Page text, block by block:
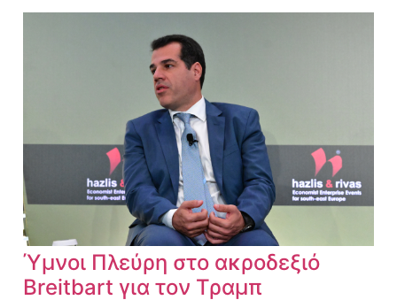
Ύμνοι Πλεύρη στο ακροδεξιό
Breitbart για τον Τραμπ